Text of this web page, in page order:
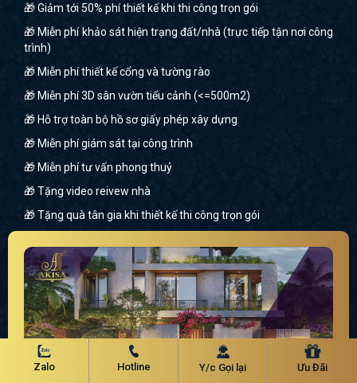
🎁 Giảm tới 50% phí thiết kế khi thi công trọn gói
🎁 Miễn phí khảo sát hiện trạng đất/nhà (trực tiếp tận nơi công
trình)
🎁 Miễn phí thiết kế cổng và tường rào
🎁 Miễn phí 3D sân vườn tiểu cảnh (<=500m2)
🎁 Hỗ trợ toàn bộ hồ sơ giấy phép xây dựng
🎁 Miễn phí giám sát tại công trình
🎁 Miễn phí tư vấn phong thuỷ
🎁 Tặng video reivew nhà
🎁 Tặng quà tân gia khi thiết kế thi công trọn gói
Zalo Hotline Y/c Gọi lại Ưu Đãi